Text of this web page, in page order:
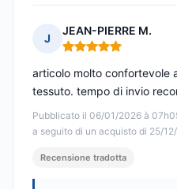
J
JEAN-PIERRE M.
Nota: 5 su 5
Pubblicato il 06/01/2026 à
a seguito di un acquisto di 25/
articolo molto confortevole
tessuto. tempo di invio
Recensione tradotta